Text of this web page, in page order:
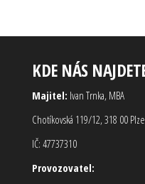
KDE NÁS
Majitel: Ivan Trnka, MBA
Chotíkovská 119/12, 318 00
IČ: 47737310
Provozovatel: